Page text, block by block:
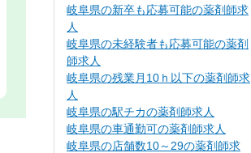
岐阜県の新卒も応募可能の薬剤師求
人
岐阜県の未経験者も応募可能の薬剤
師求人
岐阜県の残業月10ｈ以下の薬剤師求
人
岐阜県の駅チカの薬剤師求人
岐阜県の車通勤可の薬剤師求人
岐阜県の店舗数10～29の薬剤師求